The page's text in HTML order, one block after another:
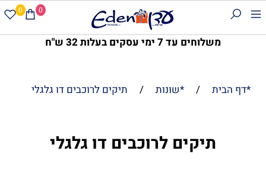
משלוחים עד 7 ימי עסקים בעלות 32 ש"ח
0 0
*דף הבית / *שונות / תיקים לרוכבים דו גלגלי
תיקים לרוכבים דו גלגלי